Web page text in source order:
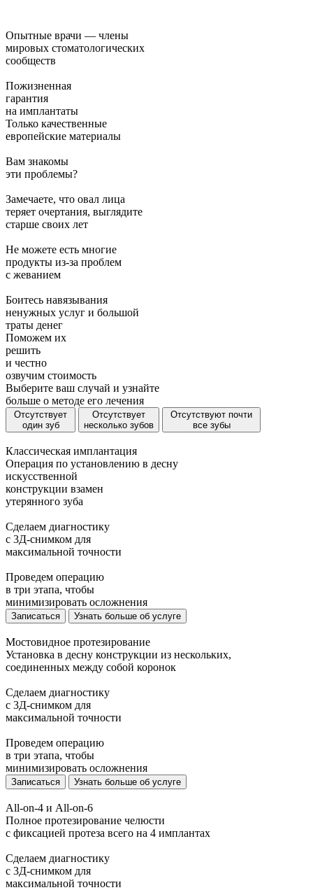
Опытные врачи — члены
мировых стоматологических
сообществ
Пожизненная
гарантия
на имплантаты
Только качественные
европейские материалы
Вам знакомы
эти проблемы?
Замечаете, что овал лица
теряет очертания, выглядите
старше своих лет
Не можете есть многие
продукты из-за проблем
с жеванием
Боитесь навязывания
ненужных услуг и большой
траты денег
Поможем их
решить
и честно
озвучим стоимость
Выберите ваш случай и узнайте
больше о методе его лечения
Отсутствует
один зуб
Отсутствует
несколько зубов
Отсутствуют почти
все зубы
Классическая имплантация
Операция по установлению в десну
искусственной
конструкции взамен
утерянного зуба
Сделаем диагностику
с 3Д-снимком для
максимальной точности
Проведем операцию
в три этапа, чтобы
минимизировать осложнения
Записаться Узнать больше об услуге
Мостовидное протезирование
Установка в десну конструкции из нескольких,
соединенных между собой коронок
Сделаем диагностику
с 3Д-снимком для
максимальной точности
Проведем операцию
в три этапа, чтобы
минимизировать осложнения
Записаться Узнать больше об услуге
All-on-4 и All-on-6
Полное протезирование челюсти
с фиксацией протеза всего на 4 имплантах
Сделаем диагностику
с 3Д-снимком для
максимальной точности